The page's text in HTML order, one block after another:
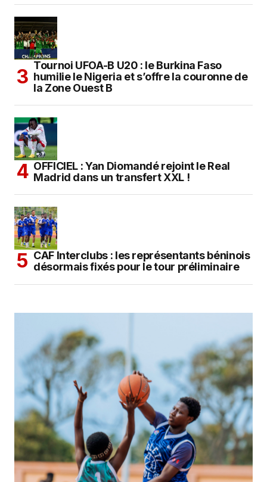
Tournoi UFOA-B U20 : le Burkina Faso
humilie le Nigeria et s’offre la couronne de
la Zone Ouest B
OFFICIEL : Yan Diomandé rejoint le Real
Madrid dans un transfert XXL !
CAF Interclubs : les représentants béninois
désormais fixés pour le tour préliminaire